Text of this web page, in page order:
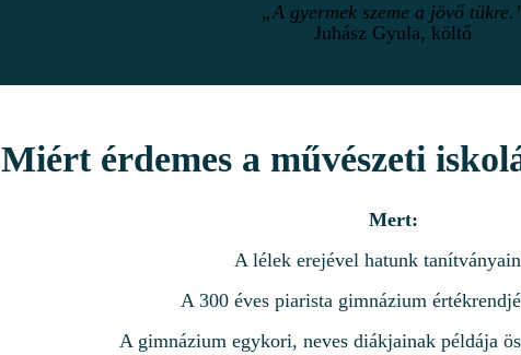
„A gyermek szeme a jövő
Juhász Gyula, költő
Miért érdemes a művészeti
Mert:
A lélek erejével hatunk
A 300 éves piarista gimnázium
A gimnázium egykori, neves diákjainak példája